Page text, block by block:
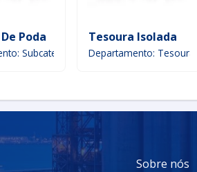
Poda
Subcategoria
Tesoura Isolada
Departamento: Tesoura
Sobre nós